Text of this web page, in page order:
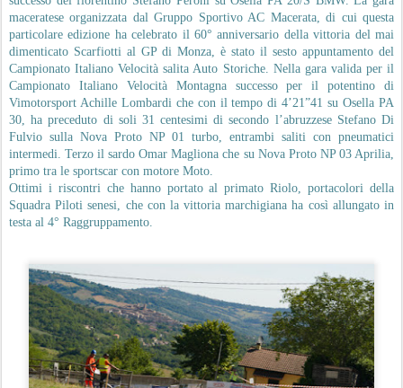
maceratese organizzata dal Gruppo Sportivo AC Macerata, di cui questa
particolare edizione ha celebrato il 60° anniversario della vittoria del mai
dimenticato Scarfiotti al GP di Monza, è stato il sesto appuntamento del
Campionato Italiano Velocità salita Auto Storiche. Nella gara valida per il
Campionato Italiano Velocità Montagna successo per il potentino di
Vimotorsport Achille Lombardi che con il tempo di 4’21”41 su Osella PA
30, ha preceduto di soli 31 centesimi di secondo l’abruzzese Stefano Di
Fulvio sulla Nova Proto NP 01 turbo, entrambi saliti con pneumatici
intermedi. Terzo il sardo Omar Magliona che su Nova Proto NP 03 Aprilia,
primo tra le sportscar con motore Moto.
Ottimi i riscontri che hanno portato al primato Riolo, portacolori della
Squadra Piloti senesi, che con la vittoria marchigiana ha così allungato in
testa al 4° Raggruppamento.